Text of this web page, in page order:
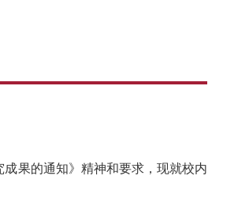
果的通知》精神和要求，现就校内